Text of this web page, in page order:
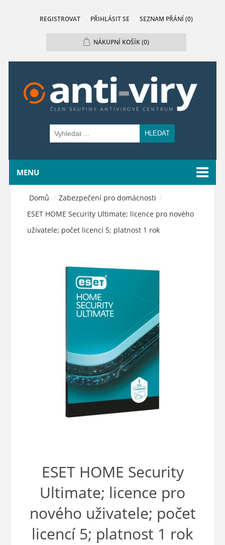
REGISTROVAT PŘIHLÁSIT SE SEZNAM PŘÁNÍ (0)
NÁKUPNÍ KOŠÍK(0)
HLEDAT
MENU
Domů / Zabezpečení pro domácnosti /
ESET HOME Security Ultimate; licence pro nového
uživatele; počet licencí 5; platnost 1 rok
ESET HOME Security
Ultimate; licence pro
nového uživatele; počet
licencí 5; platnost 1 rok